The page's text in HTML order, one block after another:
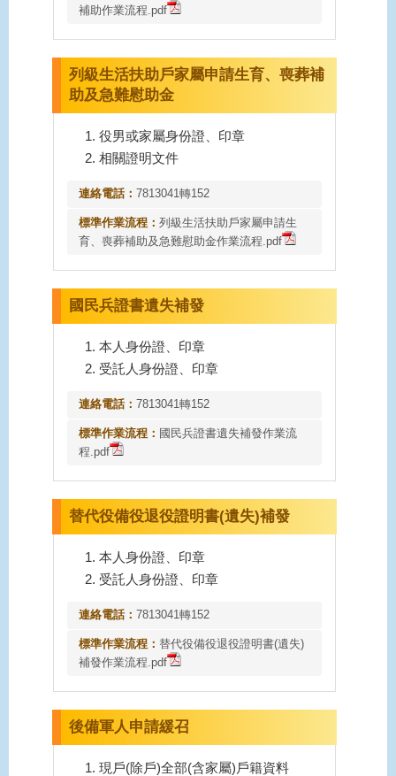
補助作業流程.pdf
列級生活扶助戶家屬申請生育、喪葬補
助及急難慰助金
役男或家屬身份證、印章
相關證明文件
連絡電話：7813041轉152
標準作業流程：列級生活扶助戶家屬申請生
育、喪葬補助及急難慰助金作業流程.pdf
國民兵證書遺失補發
本人身份證、印章
受託人身份證、印章
連絡電話：7813041轉152
標準作業流程： 國民兵證書遺失補發作業流
程.pdf
替代役備役退役證明書(遺失)補發
本人身份證、印章
受託人身份證、印章
連絡電話：7813041轉152
標準作業流程： 替代役備役退役證明書(遺失)
補發作業流程.pdf
後備軍人申請緩召
現戶(除戶)全部(含家屬)戶籍資料